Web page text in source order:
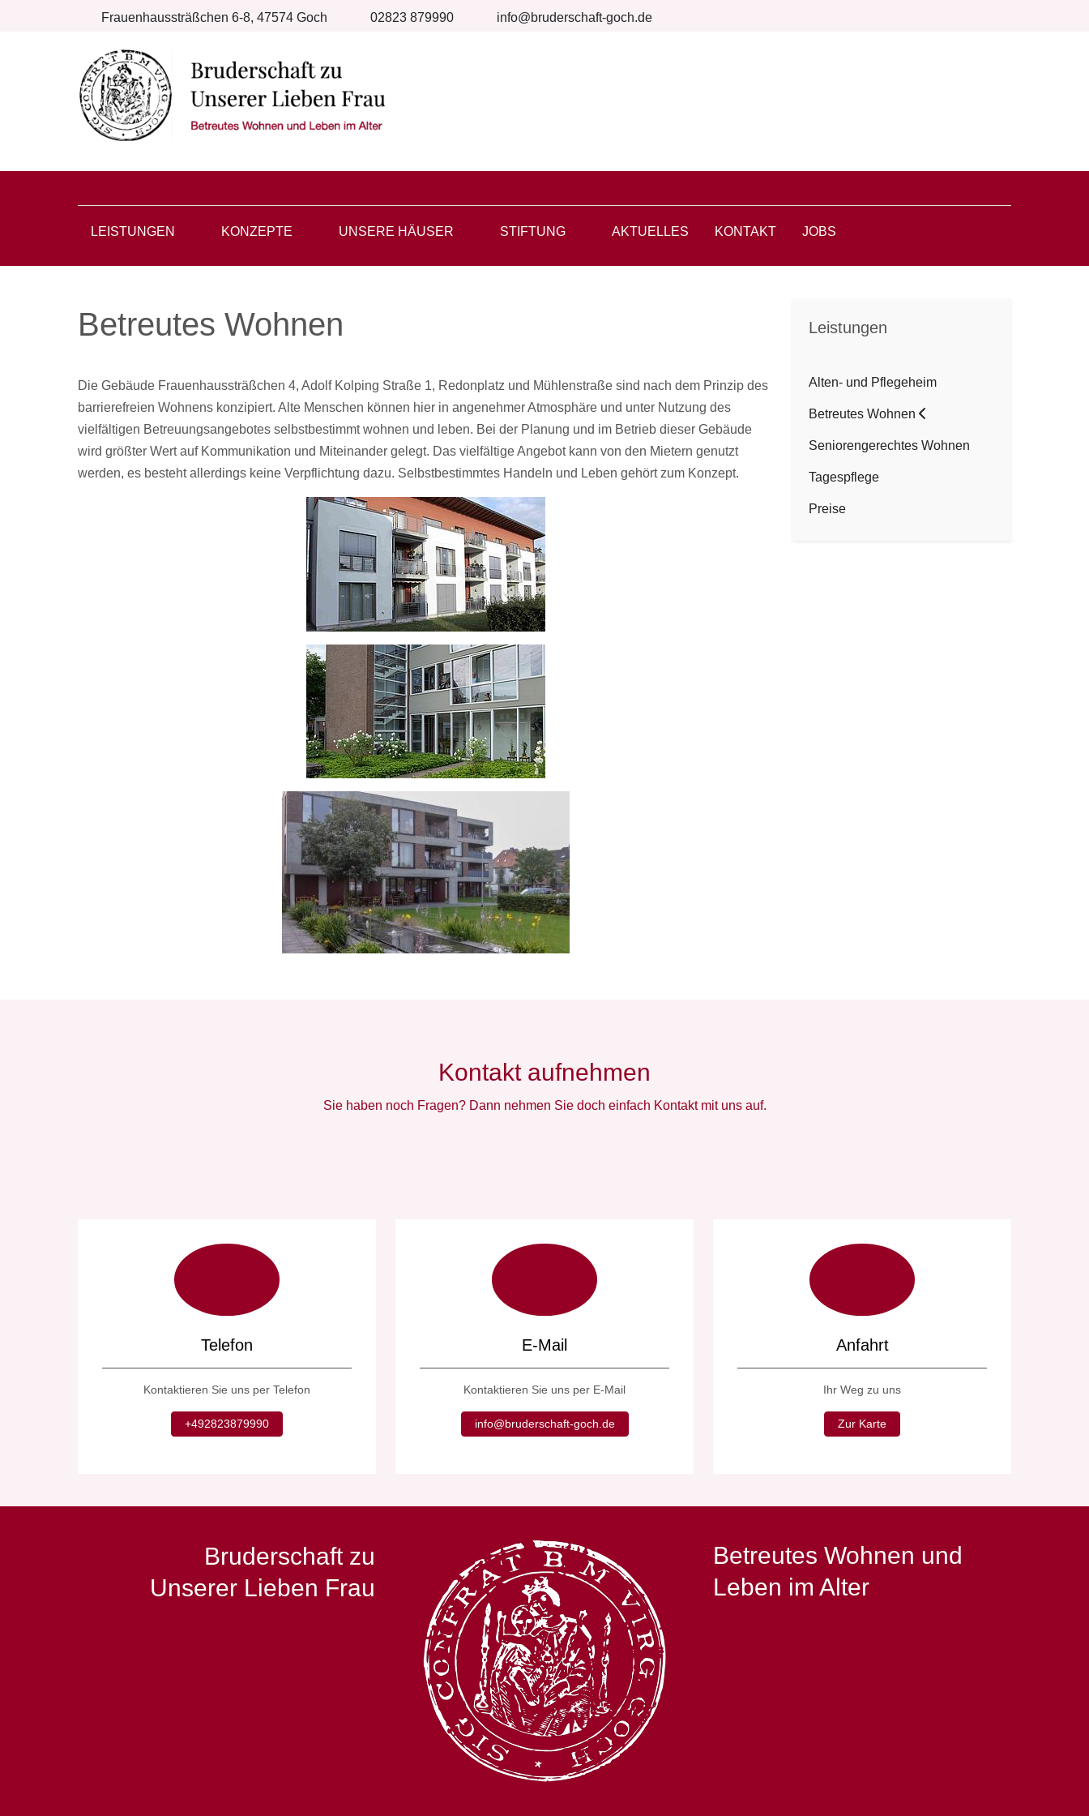
Frauenhaussträßchen 6-8, 47574 Goch 02823 879990 info@bruderschaft-goch.de
LEISTUNGEN KONZEPTE UNSERE HÄUSER STIFTUNG AKTUELLES KONTAKT JOBS
Betreutes Wohnen
Die Gebäude Frauenhaussträßchen 4, Adolf Kolping Straße 1, Redonplatz und Mühlenstraße sind nach dem Prinzip des
barrierefreien Wohnens konzipiert. Alte Menschen können hier in angenehmer Atmosphäre und unter Nutzung des
vielfältigen Betreuungsangebotes selbstbestimmt wohnen und leben. Bei der Planung und im Betrieb dieser Gebäude
wird größter Wert auf Kommunikation und Miteinander gelegt. Das vielfältige Angebot kann von den Mietern genutzt
werden, es besteht allerdings keine Verpflichtung dazu. Selbstbestimmtes Handeln und Leben gehört zum Konzept.
Leistungen
Alten- und Pflegeheim
Betreutes Wohnen
Seniorengerechtes Wohnen
Tagespflege
Preise
Kontakt aufnehmen
Sie haben noch Fragen? Dann nehmen Sie doch einfach Kontakt mit uns auf.
Telefon
Kontaktieren Sie uns per Telefon
+492823879990
E-Mail
Kontaktieren Sie uns per E-Mail
info@bruderschaft-goch.de
Anfahrt
Ihr Weg zu uns
Zur Karte
Bruderschaft zu
Unserer Lieben Frau
Betreutes Wohnen und
Leben im Alter